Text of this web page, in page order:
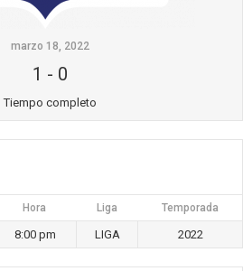
marzo 18, 2022
1 - 0
Tiempo completo
Hora Liga Temporada
8:00 pm LIGA 2022